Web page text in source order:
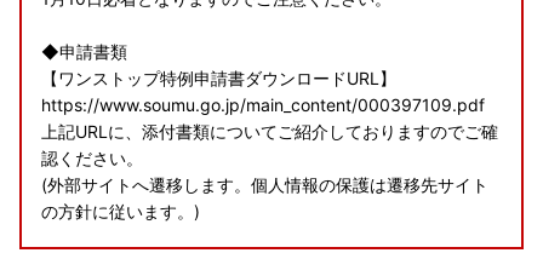
◆申請書類
【ワンストップ特例申請書ダウンロードURL】
https://www.soumu.go.jp/main_content/000397109.pdf
上記URLに、添付書類についてご紹介しておりますのでご確
認ください。
(外部サイトへ遷移します。個人情報の保護は遷移先サイト
の方針に従います。)